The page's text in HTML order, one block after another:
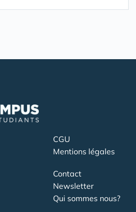
CGU
Mentions légales
Contact
Newsletter
Qui sommes nous?